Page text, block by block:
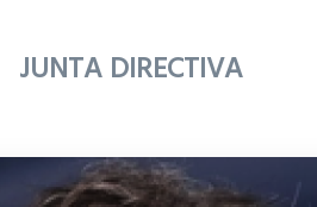
JUNTA DIRECTIVA